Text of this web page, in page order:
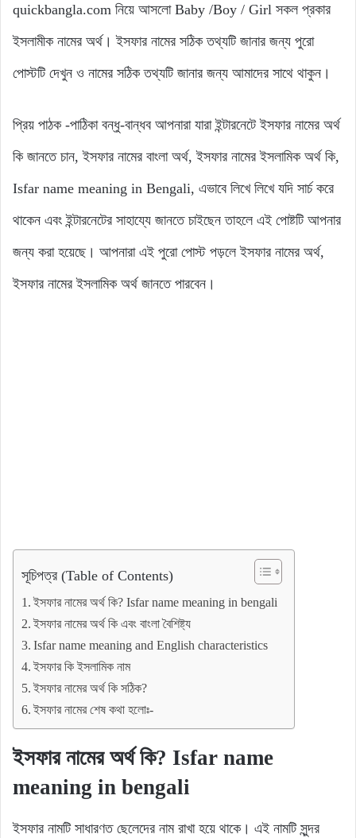
quickbangla.com নিয়ে আসলো Baby /Boy / Girl সকল প্রকার
ইসলামীক নামের অর্থ। ইসফার নামের সঠিক তথ্যটি জানার জন্য পুরো
পোস্টটি দেখুন ও নামের সঠিক তথ্যটি জানার জন্য আমাদের সাথে থাকুন।
প্রিয় পাঠক -পাঠিকা বন্ধু-বান্ধব আপনারা যারা ইন্টারনেটে ইসফার নামের অর্থ
কি জানতে চান, ইসফার নামের বাংলা অর্থ, ইসফার নামের ইসলামিক অর্থ কি,
Isfar name meaning in Bengali, এভাবে লিখে লিখে যদি সার্চ করে
থাকেন এবং ইন্টারনেটের সাহায্যে জানতে চাইছেন তাহলে এই পোষ্টটি আপনার
জন্য করা হয়েছে। আপনারা এই পুরো পোস্ট পড়লে ইসফার নামের অর্থ,
ইসফার নামের ইসলামিক অর্থ জানতে পারবেন।
সূচিপত্র (Table of Contents)
ইসফার নামের অর্থ কি? Isfar name meaning in bengali
ইসফার নামের অর্থ কি এবং বাংলা বৈশিষ্ট্য
Isfar name meaning and English characteristics
ইসফার কি ইসলামিক নাম
ইসফার নামের অর্থ কি সঠিক?
ইসফার নামের শেষ কথা হলোঃ-
ইসফার নামের অর্থ কি? Isfar name
meaning in bengali
ইসফার নামটি সাধারণত ছেলেদের নাম রাখা হয়ে থাকে। এই নামটি সুন্দর